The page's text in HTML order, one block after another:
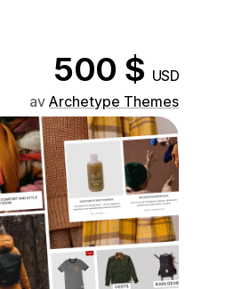
500 $ USD
av Archetype Themes